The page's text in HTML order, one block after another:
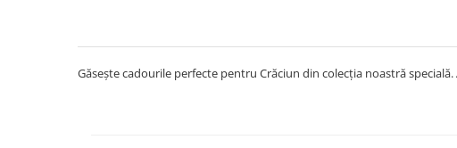
Instrumente muzicale pentru copii
Găsește cadourile perfecte pentru Crăciun din colecția noastră